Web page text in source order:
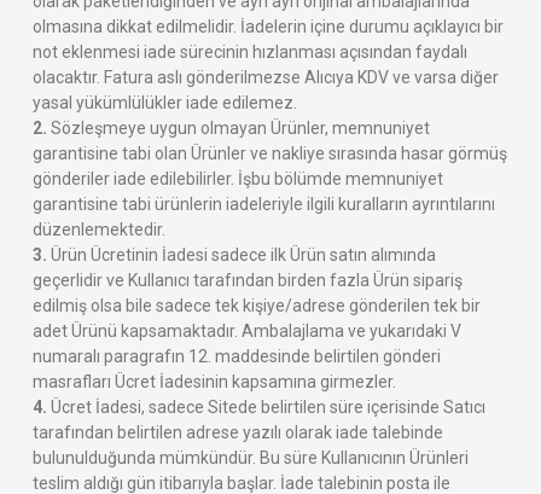
olmasına dikkat edilmelidir. İadelerin içine durumu açıklayıcı bir
not eklenmesi iade sürecinin hızlanması açısından faydalı
olacaktır. Fatura aslı gönderilmezse Alıcıya KDV ve varsa diğer
yasal yükümlülükler iade edilemez.
2. Sözleşmeye uygun olmayan Ürünler, memnuniyet
garantisine tabi olan Ürünler ve nakliye sırasında hasar görmüş
gönderiler iade edilebilirler. İşbu bölümde memnuniyet
garantisine tabi ürünlerin iadeleriyle ilgili kuralların ayrıntılarını
düzenlemektedir.
3. Ürün Ücretinin İadesi sadece ilk Ürün satın alımında
geçerlidir ve Kullanıcı tarafından birden fazla Ürün sipariş
edilmiş olsa bile sadece tek kişiye/adrese gönderilen tek bir
adet Ürünü kapsamaktadır. Ambalajlama ve yukarıdaki V
numaralı paragrafın 12. maddesinde belirtilen gönderi
masrafları Ücret İadesinin kapsamına girmezler.
4. Ücret İadesi, sadece Sitede belirtilen süre içerisinde Satıcı
tarafından belirtilen adrese yazılı olarak iade talebinde
bulunulduğunda mümkündür. Bu süre Kullanıcının Ürünleri
teslim aldığı gün itibarıyla başlar. İade talebinin posta ile